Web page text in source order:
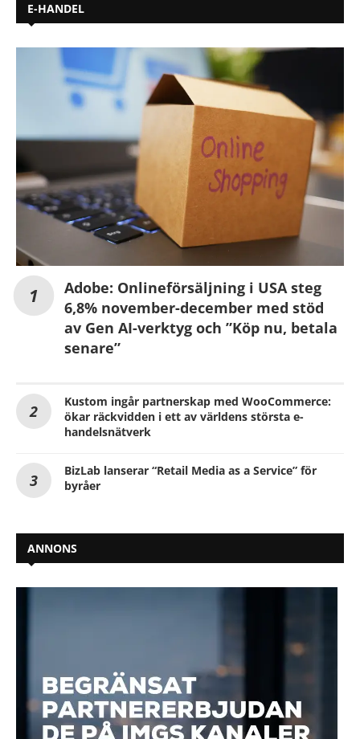
E-HANDEL
Adobe: Onlineförsäljning i USA steg
6,8% november-december med stöd
av Gen AI-verktyg och ”Köp nu, betala
senare”
Kustom ingår partnerskap med WooCommerce:
ökar räckvidden i ett av världens största e-
handelsnätverk
BizLab lanserar “Retail Media as a Service” för
byråer
ANNONS